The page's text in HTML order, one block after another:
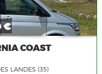
€
COAST
LANDES (35)